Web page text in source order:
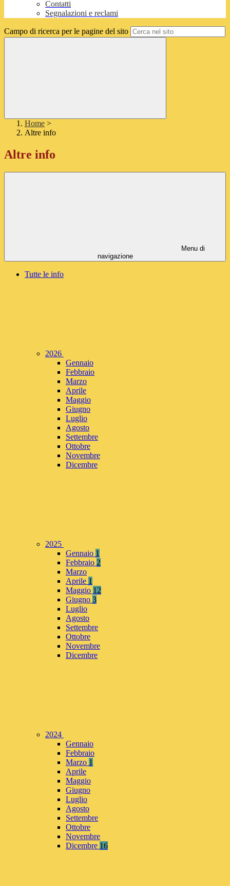
Contatti
Segnalazioni e reclami
Campo di ricerca per le pagine del sito
Home >
Altre info
Altre info
Menu di
navigazione
Tutte le info
2026
Gennaio
Febbraio
Marzo
Aprile
Maggio
Giugno
Luglio
Agosto
Settembre
Ottobre
Novembre
Dicembre
2025
Gennaio 1
Febbraio 2
Marzo
Aprile 1
Maggio 12
Giugno 3
Luglio
Agosto
Settembre
Ottobre
Novembre
Dicembre
2024
Gennaio
Febbraio
Marzo 1
Aprile
Maggio
Giugno
Luglio
Agosto
Settembre
Ottobre
Novembre
Dicembre 16